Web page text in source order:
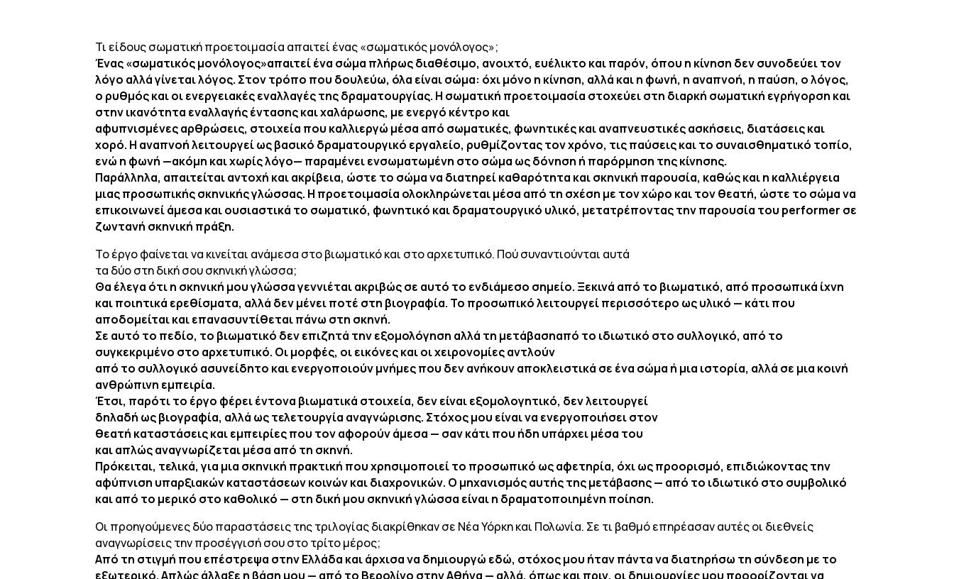
Τι είδους σωματική προετοιμασία απαιτεί ένας «σωματικός μονόλογος»;
Ένας «σωματικός μονόλογος»απαιτεί ένα σώμα πλήρως διαθέσιμο, ανοιχτό, ευέλικτο και παρόν, όπου η κίνηση δεν συνοδεύει τον
λόγο αλλά γίνεται λόγος. Στον τρόπο που δουλεύω, όλα είναι σώμα: όχι μόνο η κίνηση, αλλά και η φωνή, η αναπνοή, η παύση, ο λόγος,
ο ρυθμός και οι ενεργειακές εναλλαγές της δραματουργίας. Η σωματική προετοιμασία στοχεύει στη διαρκή σωματική εγρήγορση και
στην ικανότητα εναλλαγής έντασης και χαλάρωσης, με ενεργό κέντρο και
αφυπνισμένες αρθρώσεις, στοιχεία που καλλιεργώ μέσα από σωματικές, φωνητικές και αναπνευστικές ασκήσεις, διατάσεις και
χορό. Η αναπνοή λειτουργεί ως βασικό δραματουργικό εργαλείο, ρυθμίζοντας τον χρόνο, τις παύσεις και το συναισθηματικό τοπίο,
ενώ η φωνή —ακόμη και χωρίς λόγο— παραμένει ενσωματωμένη στο σώμα ως δόνηση ή παρόρμηση της κίνησης.
Παράλληλα, απαιτείται αντοχή και ακρίβεια, ώστε το σώμα να διατηρεί καθαρότητα και σκηνική παρουσία, καθώς και η καλλιέργεια
μιας προσωπικής σκηνικής γλώσσας. Η προετοιμασία ολοκληρώνεται μέσα από τη σχέση με τον χώρο και τον θεατή, ώστε το σώμα να
επικοινωνεί άμεσα και ουσιαστικά το σωματικό, φωνητικό και δραματουργικό υλικό, μετατρέποντας την παρουσία του performer σε
ζωντανή σκηνική πράξη.
Το έργο φαίνεται να κινείται ανάμεσα στο βιωματικό και στο αρχετυπικό. Πού συναντιούνται αυτά
τα δύο στη δική σου σκηνική γλώσσα;
Θα έλεγα ότι η σκηνική μου γλώσσα γεννιέται ακριβώς σε αυτό το ενδιάμεσο σημείο. Ξεκινά από το βιωματικό, από προσωπικά ίχνη
και ποιητικά ερεθίσματα, αλλά δεν μένει ποτέ στη βιογραφία. Το προσωπικό λειτουργεί περισσότερο ως υλικό — κάτι που
αποδομείται και επανασυντίθεται πάνω στη σκηνή.
Σε αυτό το πεδίο, το βιωματικό δεν επιζητά την εξομολόγηση αλλά τη μετάβασηαπό το ιδιωτικό στο συλλογικό, από το
συγκεκριμένο στο αρχετυπικό. Οι μορφές, οι εικόνες και οι χειρονομίες αντλούν
από το συλλογικό ασυνείδητο και ενεργοποιούν μνήμες που δεν ανήκουν αποκλειστικά σε ένα σώμα ή μια ιστορία, αλλά σε μια κοινή
ανθρώπινη εμπειρία.
Έτσι, παρότι το έργο φέρει έντονα βιωματικά στοιχεία, δεν είναι εξομολογητικό, δεν λειτουργεί
δηλαδή ως βιογραφία, αλλά ως τελετουργία αναγνώρισης. Στόχος μου είναι να ενεργοποιήσει στον
θεατή καταστάσεις και εμπειρίες που τον αφορούν άμεσα — σαν κάτι που ήδη υπάρχει μέσα του
και απλώς αναγνωρίζεται μέσα από τη σκηνή.
Πρόκειται, τελικά, για μια σκηνική πρακτική που χρησιμοποιεί το προσωπικό ως αφετηρία, όχι ως προορισμό, επιδιώκοντας την
αφύπνιση υπαρξιακών καταστάσεων κοινών και διαχρονικών. Ο μηχανισμός αυτής της μετάβασης — από το ιδιωτικό στο συμβολικό
και από το μερικό στο καθολικό — στη δική μου σκηνική γλώσσα είναι η δραματοποιημένη ποίηση.
Οι προηγούμενες δύο παραστάσεις της τριλογίας διακρίθηκαν σε Νέα Υόρκη και Πολωνία. Σε τι βαθμό επηρέασαν αυτές οι διεθνείς
αναγνωρίσεις την προσέγγισή σου στο τρίτο μέρος;
Από τη στιγμή που επέστρεψα στην Ελλάδα και άρχισα να δημιουργώ εδώ, στόχος μου ήταν πάντα να διατηρήσω τη σύνδεση με το
εξωτερικό. Απλώς άλλαξε η βάση μου — από το Βερολίνο στην Αθήνα — αλλά, όπως και πριν, οι δημιουργίες μου προορίζονται να